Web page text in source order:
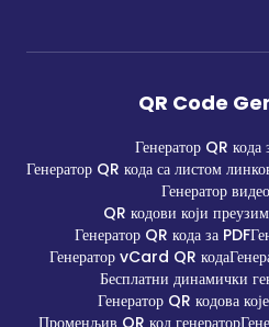
QR Code
Генератор QR кода
Генератор QR кода са листом
Генератор
QR кодови који
Генератор QR кода за PDF
Генератор vCard QR кода
Бесплатни динамички
Генератор QR кодова
Променљив QR код генератор